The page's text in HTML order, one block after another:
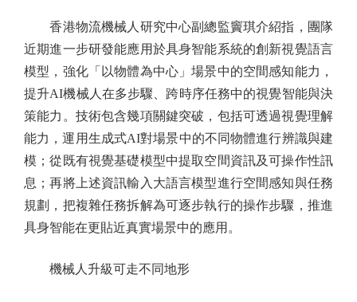
香港物流機械人研究中心副總監竇琪介紹指，團隊
近期進一步研發能應用於具身智能系統的創新視覺語言
模型，強化「以物體為中心」場景中的空間感知能力，
提升AI機械人在多步驟、跨時序任務中的視覺智能與決
策能力。技術包含幾項關鍵突破，包括可透過視覺理解
能力，運用生成式AI對場景中的不同物體進行辨識與建
模；從既有視覺基礎模型中提取空間資訊及可操作性訊
息；再將上述資訊輸入大語言模型進行空間感知與任務
規劃，把複雜任務拆解為可逐步執行的操作步驟，推進
具身智能在更貼近真實場景中的應用。
機械人升級可走不同地形